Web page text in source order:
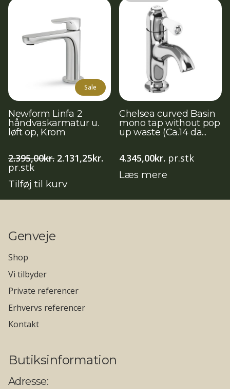
Sale
Newform Linfa 2
håndvaskarmatur u.
løft op, Krom
2.395,00kr. Den
oprindelige
var:
2.131,25kr. Den
pris
pr.stk
Tilføj til kurv
Chelsea curved Basin
mono tap without pop
up waste (Ca.14 da...
4.345,00kr. pr.stk
Læs mere
Genveje
Shop
Vi tilbyder
Private referencer
Erhvervs referencer
Kontakt
Butiksinformation
Adresse: